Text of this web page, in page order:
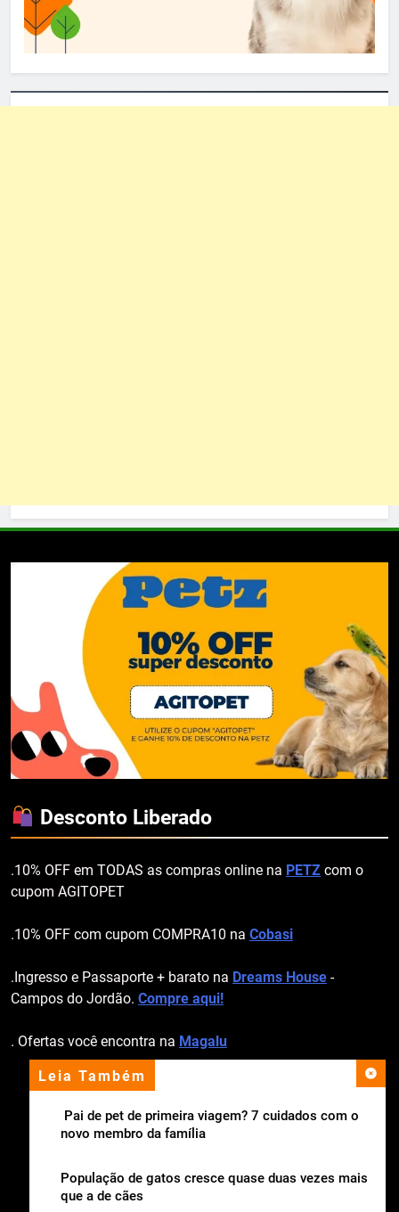
Leia Também
Pai de pet de primeira viagem? 7 cuidados com o
novo membro da família
População de gatos cresce quase duas vezes mais
que a de cães
Desconto Liberado
.10% OFF em TODAS as compras online na PETZ com o
cupom AGITOPET
.10% OFF com cupom COMPRA10 na Cobasi
.Ingresso e Passaporte + barato na Dreams House -
Campos do Jordão. Compre aqui!
. Ofertas você encontra na Magalu
apoio institucional